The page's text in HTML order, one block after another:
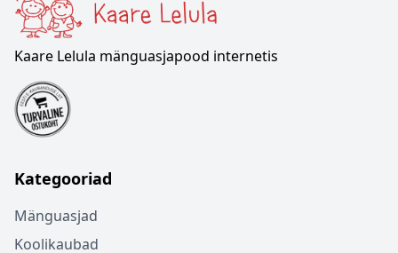
Kaare Lelula mänguasjapood internetis
Kategooriad
Mänguasjad
Koolikaubad